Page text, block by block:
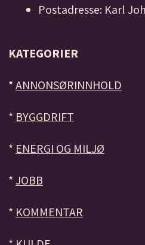
Postadresse: Karl
KATEGORIER
* ANNONSØRINNHOLD
* BYGGDRIFT
* ENERGI OG MILJØ
* JOBB
* KOMMENTAR